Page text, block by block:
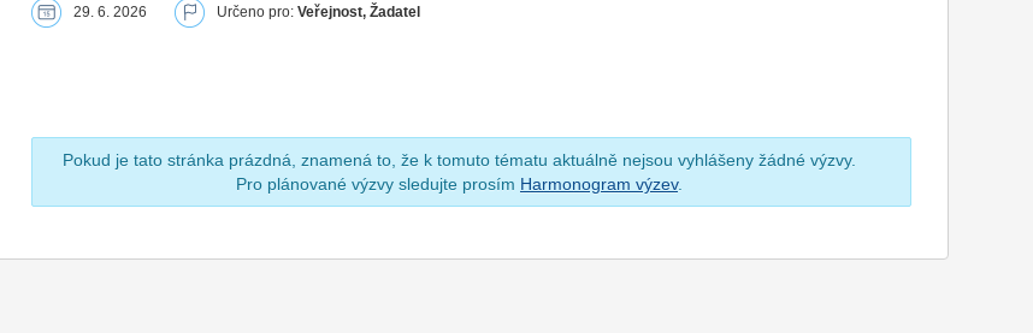
29. 6. 2026 Určeno pro:Veřejnost, Žadatel
Pokud je tato stránka prázdná, znamená to, že k tomuto tématu aktuálně nejsou vyhlášeny žádné výzvy.
Pro plánované výzvy sledujte prosím Harmonogram výzev.